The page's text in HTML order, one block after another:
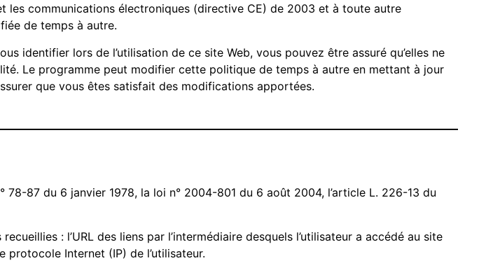
communications électroniques (directive CE) de 2003 et à toute autre
de temps à autre.
identifier lors de l’utilisation de ce site Web, vous pouvez être assuré qu’elles ne
Le programme peut modifier cette politique de temps à autre en mettant à jour
que vous êtes satisfait des modifications apportées.
87 du 6 janvier 1978, la loi n° 2004-801 du 6 août 2004, l’article L. 226-13 du
: l’URL des liens par l’intermédiaire desquels l’utilisateur a accédé au site
protocole Internet (IP) de l’utilisateur.